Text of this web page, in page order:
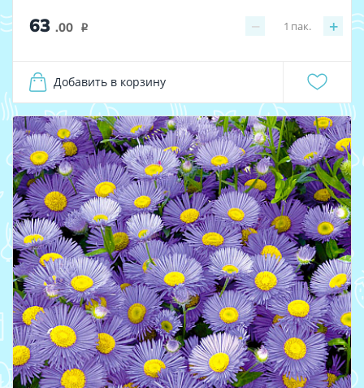
63 .00 i − +
1 пак.
Добавить в корзину